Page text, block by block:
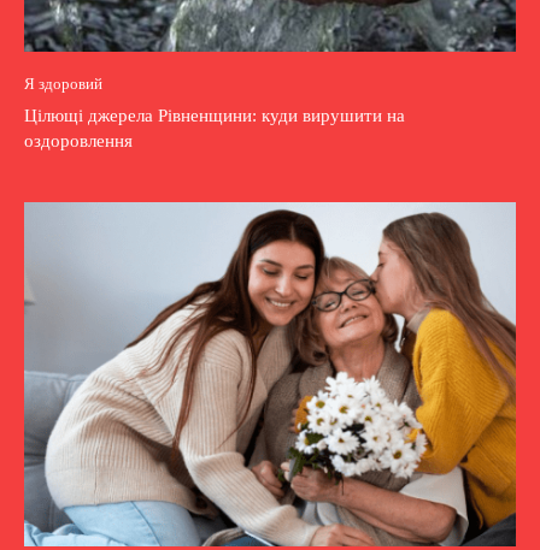
Я здоровий
Цілющі джерела Рівненщини: куди вирушити на
оздоровлення